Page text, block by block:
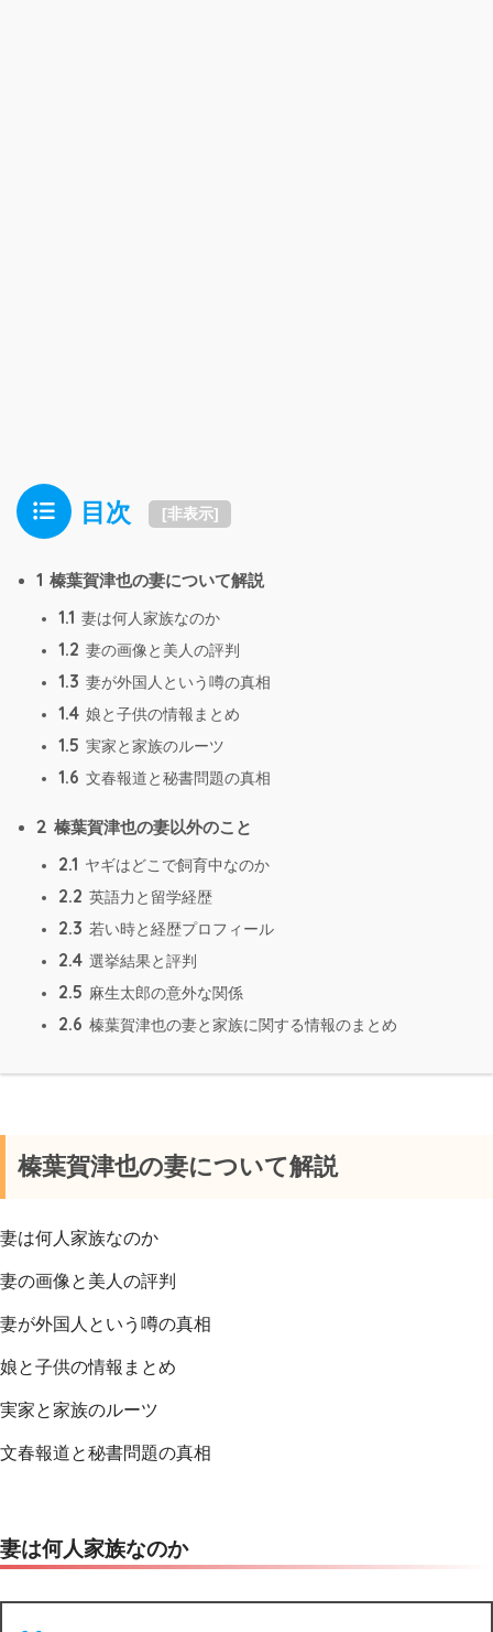
目次 [非表示]
1 榛葉賀津也の妻について解説
1.1 妻は何人家族なのか
1.2 妻の画像と美人の評判
1.3 妻が外国人という噂の真相
1.4 娘と子供の情報まとめ
1.5 実家と家族のルーツ
1.6 文春報道と秘書問題の真相
2 榛葉賀津也の妻以外のこと
2.1 ヤギはどこで飼育中なのか
2.2 英語力と留学経歴
2.3 若い時と経歴プロフィール
2.4 選挙結果と評判
2.5 麻生太郎の意外な関係
2.6 榛葉賀津也の妻と家族に関する情報のまとめ
榛葉賀津也の妻について解説
妻は何人家族なのか
妻の画像と美人の評判
妻が外国人という噂の真相
娘と子供の情報まとめ
実家と家族のルーツ
文春報道と秘書問題の真相
妻は何人家族なのか